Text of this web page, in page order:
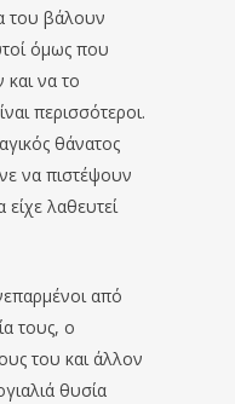
του βάλουν
όμως που
να το
περισσότεροι.
θάνατος
να πιστέψουν
λαθευτεί
από
τους, ο
του και άλλον
θυσία